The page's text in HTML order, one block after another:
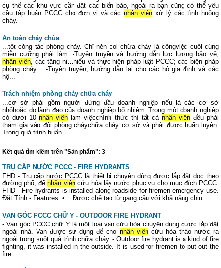
cụ thể các khu vực cần đặt các biển báo, ngoài ra bạn cũng có thể yêu
cầu tập huấn PCCC cho đơn vị và các nhân viên xử lý các tình huống
cháy.
An toàn cháy chùa
...tốt công tác phòng cháy. Chỉ nên coi chữa cháy là côngviệc cuối cùng
miễn cưỡng phải làm. -Tuyên truyền và hướng dẫn lực lượng bảo vệ,
nhân viên, các tăng ni…hiểu và thực hiện pháp luật PCCC; các biện pháp
phòng cháy… -Tuyên truyền, hướng dẫn lại cho các hộ gia đình và các
hộ...
Trách nhiệm phòng cháy chữa cháy
...cơ sở phải gồm người đứng đầu doanh nghiệp nếu là các cơ sở
nhỏhoặc do lãnh đạo của doanh nghiệp bổ nhiệm. Trong một doanh nghiệp
có dưới 10nhân viên làm việcchính thức thì tất cả nhân viênđều phải
tham gia vào đội phòng cháychữa cháy cơ sở và phải được huấn luyện.
Trong quá trình huấn...
Kết quả tìm kiếm trên "Sản phẩm": 3
TRỤ CẤP NƯỚC PCCC - FIRE HYDRANTS
FHD - Trụ cấp nước PCCC là thiết bị chuyên dùng được lắp đặt dọc theo
đường phố, đểnhân viêncứu hỏa lấy nước phục vụ cho mục đích PCCC.
FHD - Fire hydrants is installed along roadside for firemen emergency use.
Đặt Tính - Features: • Được chế tạo từ gang cầu với khả năng chịu...
VAN GÓC PCCC CHỮ Y - OUTDOOR FIRE HYDRANT
- Van góc PCCC chữ Y là một loại van cứu hỏa chuyên dụng được lắp đặt
ngoài nhà. Van được sử dụng để cho nhân viêncứu hỏa tháo nước ra
ngoài trong suốt quá trình chữa cháy. - Outdoor fire hydrant is a kind of fire
fighting, it was installed in the outside. It is used for firemen to put out the
fire...